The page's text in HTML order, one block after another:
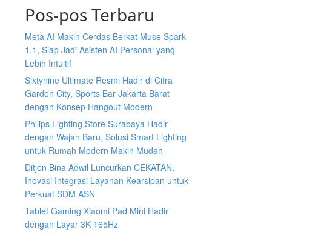
Pos-pos Terbaru
Meta AI Makin Cerdas Berkat Muse Spark
1.1, Siap Jadi Asisten AI Personal yang
Lebih Intuitif
Sixtynine Ultimate Resmi Hadir di Citra
Garden City, Sports Bar Jakarta Barat
dengan Konsep Hangout Modern
Philips Lighting Store Surabaya Hadir
dengan Wajah Baru, Solusi Smart Lighting
untuk Rumah Modern Makin Mudah
Ditjen Bina Adwil Luncurkan CEKATAN,
Inovasi Integrasi Layanan Kearsipan untuk
Perkuat SDM ASN
Tablet Gaming Xiaomi Pad Mini Hadir
dengan Layar 3K 165Hz